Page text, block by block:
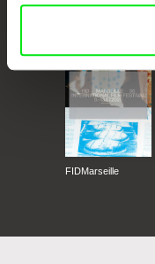
CPH:DOX Doclisboa
FIDMarseille